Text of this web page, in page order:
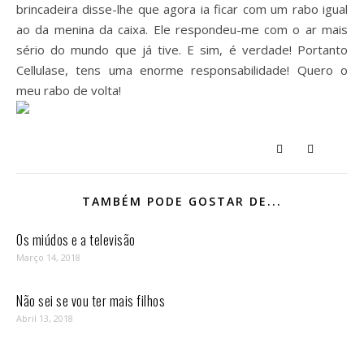
brincadeira disse-lhe que agora ia ficar com um rabo igual
ao da menina da caixa. Ele respondeu-me com o ar mais
sério do mundo que já tive. E sim, é verdade! Portanto
Cellulase, tens uma enorme responsabilidade! Quero o
meu rabo de volta!
TAMBÉM PODE GOSTAR DE...
Os miúdos e a televisão
Março 14, 2018
Não sei se vou ter mais filhos
Abril 13, 2018